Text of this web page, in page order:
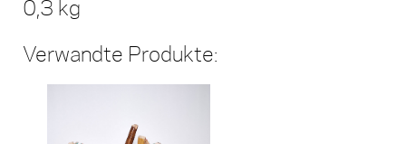
0,3 kg
Verwandte Produkte: